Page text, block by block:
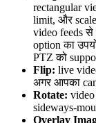
rectangular
limit, और
video feeds से
option का
PTZ को
Flip: live
अगर आपका
Rotate:
sideways-
Overlay